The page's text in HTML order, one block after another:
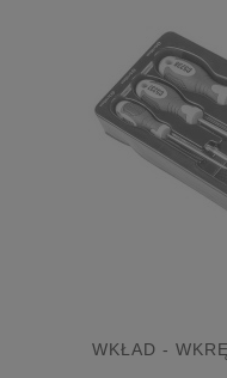
WKŁAD -